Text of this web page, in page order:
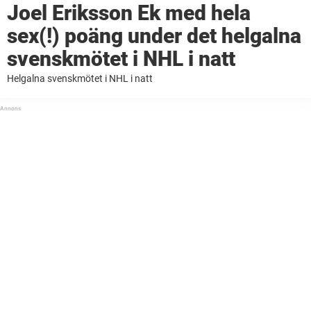
Joel Eriksson Ek med hela
sex(!) poäng under det helgalna
svenskmötet i NHL i natt
Helgalna svenskmötet i NHL i natt